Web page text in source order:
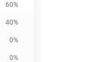
60%
40%
0%
0%